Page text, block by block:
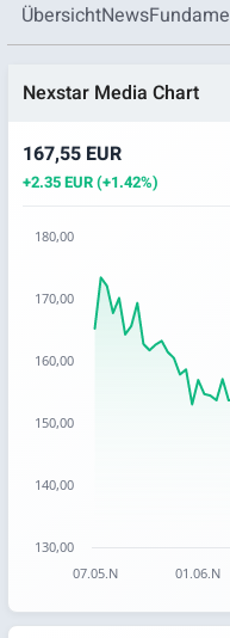
ÜbersichtNews
Nexstar Media Chart
167,55 EUR
+2.35 EUR (+1.42%)
Chart with 67 data points.
The chart has 1 X axis
The chart has 1 Y
07.05.N 01.06.N
130,00
140,00
150,00
160,00
170,00
180,00